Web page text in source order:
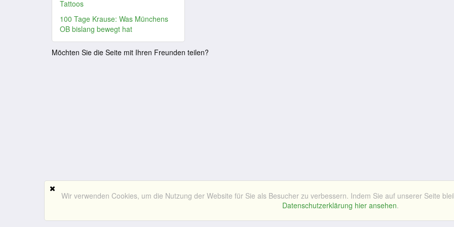
Tattoos
100 Tage Krause: Was Münchens
OB bislang bewegt hat
Möchten Sie die Seite mit Ihren Freunden teilen?
Wir verwenden Cookies, um die Nutzung der Website für Sie als Besucher zu verbessern. Indem Sie auf unserer Seite
Datenschutzerklärung hier ansehen.